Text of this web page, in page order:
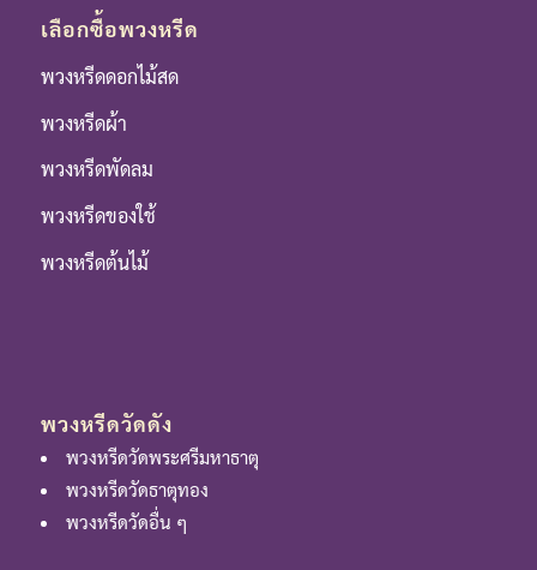
เลือกซื้อพวงหรีด
พวงหรีดดอกไม้สด
พวงหรีดผ้า
พวงหรีดพัดลม
พวงหรีดของใช้
พวงหรีดต้นไม้
พวงหรีดวัดดัง
พวงหรีดวัดพระศรีมหาธาตุ
พวงหรีดวัดธาตุทอง
พวงหรีดวัดอื่น ๆ